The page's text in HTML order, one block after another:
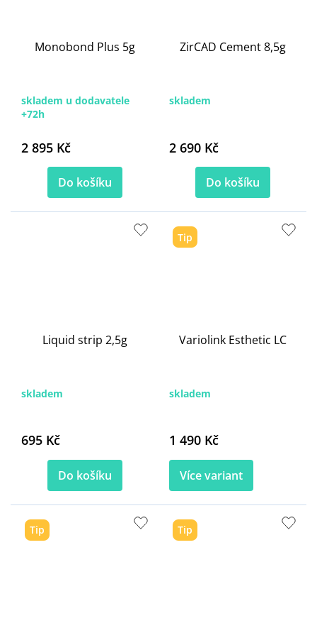
Monobond Plus 5g
skladem u dodavatele
+72h
2 895 Kč
Do košíku
ZirCAD Cement 8,5g
skladem
2 690 Kč
Do košíku
Liquid strip 2,5g
skladem
695 Kč
Do košíku
Tip
Variolink Esthetic LC
skladem
1 490 Kč
Více variant
Tip Tip